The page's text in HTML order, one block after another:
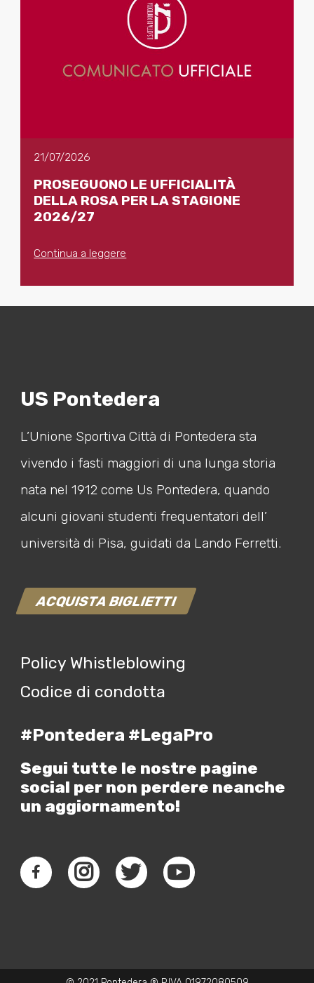
21/07/2026
PROSEGUONO LE UFFICIALITÀ
DELLA ROSA PER LA STAGIONE
2026/27
Continua a leggere
US Pontedera
L’Unione Sportiva Città di Pontedera sta
vivendo i fasti maggiori di una lunga storia
nata nel 1912 come Us Pontedera, quando
alcuni giovani studenti frequentatori dell’
università di Pisa, guidati da Lando Ferretti.
ACQUISTA BIGLIETTI
Policy Whistleblowing
Codice di condotta
#Pontedera #LegaPro
Segui tutte le nostre pagine
social per non perdere neanche
un aggiornamento!